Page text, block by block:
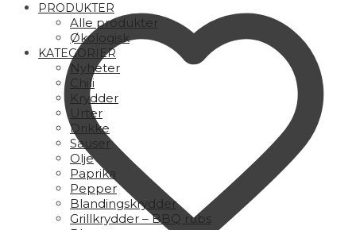
PRODUKTER
Alle produkter
Økologisk
KATEGORIER
Nyheter
Chili
Krydder
Urter
Drikke
Sauser
Olje
Paprika
Pepper
Blandingskrydder
Grillkrydder – BBQ rubs